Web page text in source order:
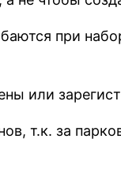
при
или
т.к. за